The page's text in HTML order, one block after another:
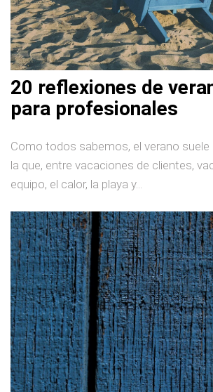
20 reflexiones de
para profesionales
Como todos sabemos, el verano suele
la que, entre vacaciones de clientes,
equipo, el calor, la playa y...